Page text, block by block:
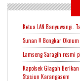
Ketua LAN Banyuwangi.
Sunan !! Bongkar
Lamseng Saragih resmi
Kapolsek Glagah
Stasiun Karangasem